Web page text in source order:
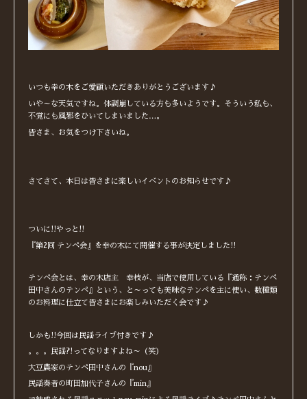
いつも幸の木をご愛顧いただきありがとうございます♪
いや～な天気ですね。体調崩している方も多いようです。そういう私も、
不覚にも風邪をひいてしまいました…。
皆さま、お気をつけ下さいね。
さてさて、本日は皆さまに楽しいイベントのお知らせです♪
ついに!!やっと!!
『第2回 テンペ会』を幸の木にて開催する事が決定しました!!
テンペ会とは、幸の木店主 幸枝が、当店で使用している『通称：テンペ
田中さんのテンペ』という、と～っても美味なテンペを主に使い、数種類
のお料理に仕立て皆さまにお楽しみいただく会です♪
しかも!!今回は民謡ライブ付きです♪
。。。民謡?!ってなりますよね～（笑）
大豆農家のテンペ田中さんの『nou』
民謡奏者の町田加代子さんの『min』